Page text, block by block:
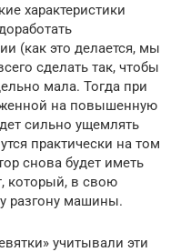
характеристики
(как это делается, мы
сделать так, чтобы
мала. Тогда при
на повышенную
сильно ущемлять
практически на том
снова будет иметь
который, в свою
разгону машины.
учитывали эти